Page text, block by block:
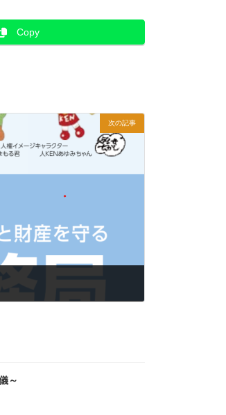
Copy
次の記事
～